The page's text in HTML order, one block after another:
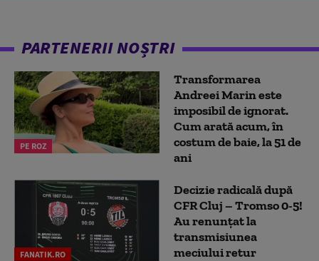
PARTENERII NOȘTRI
PE ROZ
Transformarea
Andreei Marin este
imposibil de ignorat.
Cum arată acum, în
costum de baie, la 51 de
ani
FANATIK.RO
Decizie radicală după
CFR Cluj – Tromso 0-5!
Au renunțat la
transmisiunea
meciului retur